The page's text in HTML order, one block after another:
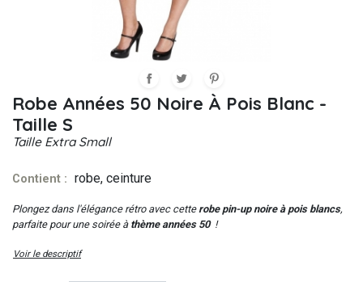
Robe Années 50 Noire À Pois Blanc -
Taille S
Taille Extra Small
Contient : robe, ceinture
Plongez dans l'élégance rétro avec cetterobe pin-up noire à pois blancs,
parfaite pour une soirée àthème années 50!
Voir le descriptif